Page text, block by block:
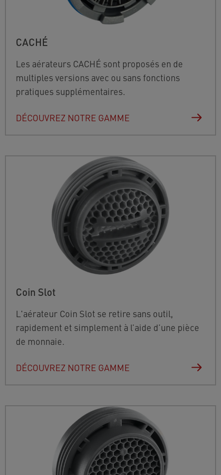
CACHÉ
Les aérateurs CACHÉ sont proposés en de
multiples versions avec ou sans fonctions
pratiques supplémentaires.
DÉCOUVREZ NOTRE GAMME
Coin Slot
L'aérateur Coin Slot se retire sans outil,
rapidement et simplement à l’aide d’une pièce
de monnaie.
DÉCOUVREZ NOTRE GAMME